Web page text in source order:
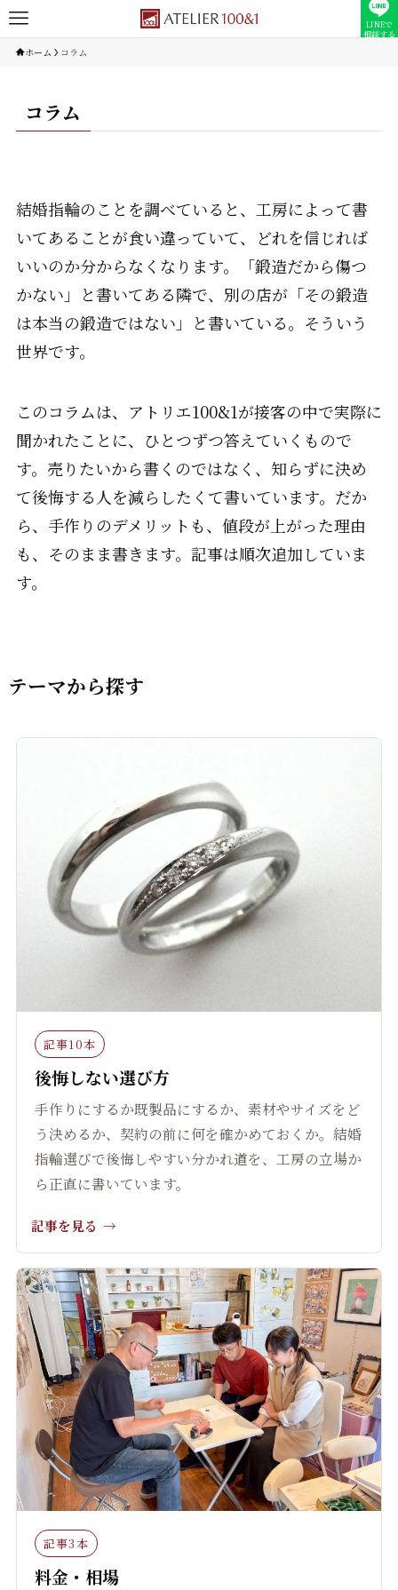
LINEで
相談する
ホーム コラム
コラム
結婚指輪のことを調べていると、工房によって書
いてあることが食い違っていて、どれを信じれば
いいのか分からなくなります。「鍛造だから傷つ
かない」と書いてある隣で、別の店が「その鍛造
は本当の鍛造ではない」と書いている。そういう
世界です。
このコラムは、アトリエ100&1が接客の中で実際に
聞かれたことに、ひとつずつ答えていくもので
す。売りたいから書くのではなく、知らずに決め
て後悔する人を減らしたくて書いています。だか
ら、手作りのデメリットも、値段が上がった理由
も、そのまま書きます。記事は順次追加していま
す。
テーマから探す
記事10本
後悔しない選び方
手作りにするか既製品にするか、素材やサイズをど
う決めるか、契約の前に何を確かめておくか。結婚
指輪選びで後悔しやすい分かれ道を、工房の立場か
ら正直に書いています。
記事を見る
記事3本
料金・相場